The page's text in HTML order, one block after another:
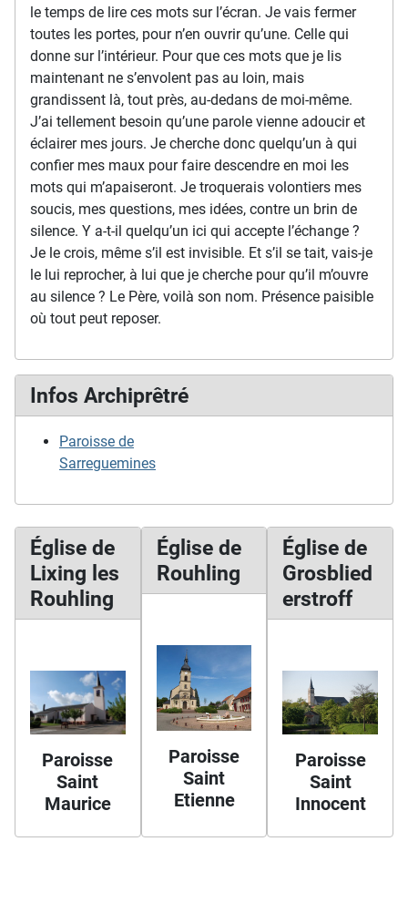
le temps de lire ces mots sur l’écran. Je vais fermer
toutes les portes, pour n’en ouvrir qu’une. Celle qui
donne sur l’intérieur. Pour que ces mots que je lis
maintenant ne s’envolent pas au loin, mais
grandissent là, tout près, au-dedans de moi-même.
J’ai tellement besoin qu’une parole vienne adoucir et
éclairer mes jours. Je cherche donc quelqu’un à qui
confier mes maux pour faire descendre en moi les
mots qui m’apaiseront. Je troquerais volontiers mes
soucis, mes questions, mes idées, contre un brin de
silence. Y a-t-il quelqu’un ici qui accepte l’échange ?
Je le crois, même s’il est invisible. Et s’il se tait, vais-je
le lui reprocher, à lui que je cherche pour qu’il m’ouvre
au silence ? Le Père, voilà son nom. Présence paisible
où tout peut reposer.
Infos Archiprêtré
Paroisse de
Sarreguemines
Église de
Lixing les
Rouhling
Paroisse
Saint
Maurice
Église de
Rouhling
Paroisse
Saint
Etienne
Église de
Grosblied
erstroff
Paroisse
Saint
Innocent